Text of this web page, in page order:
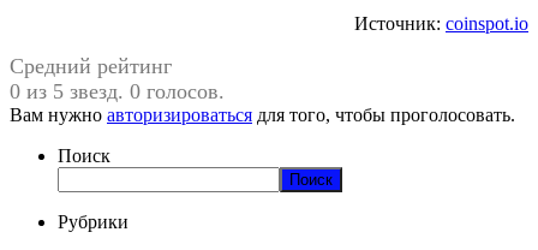
Источник: coinspot.io
Средний рейтинг
0 из 5 звезд. 0 голосов.
Вам нужно авторизироваться для того, чтобы проголосовать.
Поиск
Поиск
Рубрики